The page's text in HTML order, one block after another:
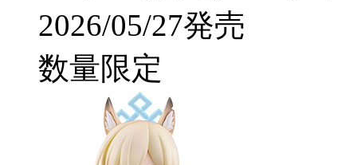
2026/05/27発売
数量限定